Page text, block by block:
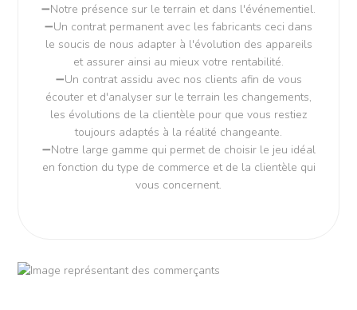
➖Notre présence sur le terrain et dans l'événementiel.
➖Un contrat permanent avec les fabricants ceci dans
le soucis de nous adapter à l'évolution des appareils
et assurer ainsi au mieux votre rentabilité.
➖Un contrat assidu avec nos clients afin de vous
écouter et d'analyser sur le terrain les changements,
les évolutions de la clientèle pour que vous restiez
toujours adaptés à la réalité changeante.
➖Notre large gamme qui permet de choisir le jeu idéal
en fonction du type de commerce et de la clientèle qui
vous concernent.